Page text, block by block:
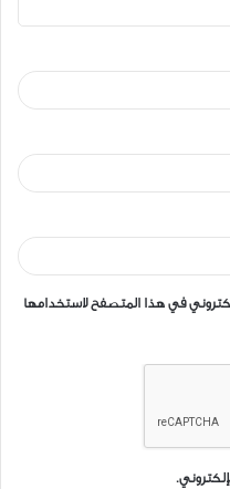
في هذا المتصفح لاستخدامها